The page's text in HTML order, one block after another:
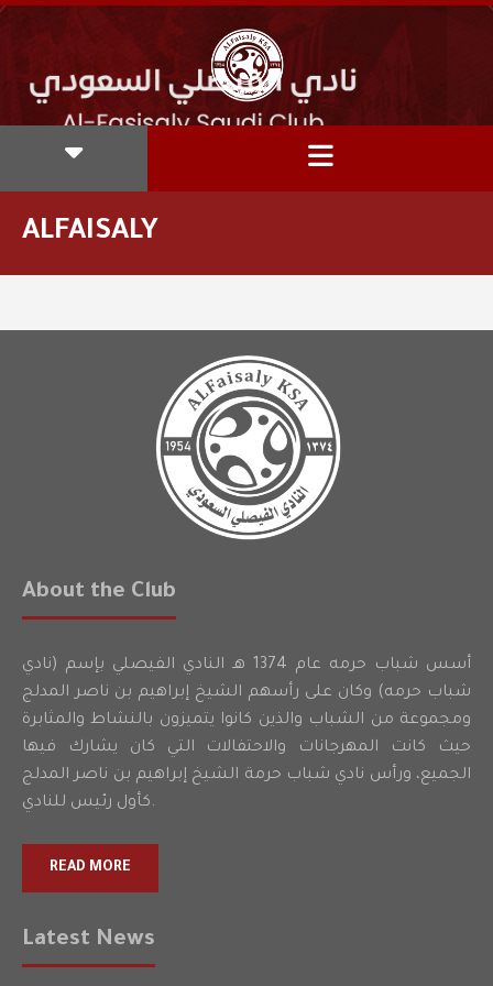
ALFAISALY
About the Club
أسس شباب حرمه عام 1374 هـ النادي الفيصلي بإسم (نادي
شباب حرمه) وكان على رأسهم الشيخ إبراهيم بن ناصر المدلج
ومجموعة من الشباب والذين كانوا يتميزون بالنشاط والمثابرة
حيث كانت المهرجانات والاحتفالات التي كان يشارك فيها
الجميع، ورأس نادي شباب حرمة الشيخ إبراهيم بن ناصر المدلج
كأول رئيس للنادي.
READ MORE
Latest News